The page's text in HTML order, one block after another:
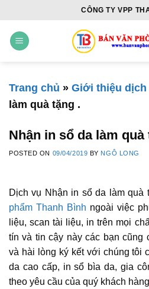
content
CÔNG TY VPP
Trang chủ » Giới thiệu dịch
làm quà tặng .
Nhận in sổ da làm quà
POSTED ON 09/04/2019 BY NGÔ LONG
Dịch vụ Nhận in sổ da làm quà
phẩm Thanh Bình ngoài việc
liệu, scan tài liệu, in trên mọi
tín và tin cậy này các bạn cũng
và hài lòng ký kết với chúng tôi
da cao cấp, in sổ bìa da, gia
theo yêu cầu của quý khách